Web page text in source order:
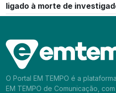
ligado à morte de
O Portal EM TEMPO é a
EM TEMPO de Comunicação,